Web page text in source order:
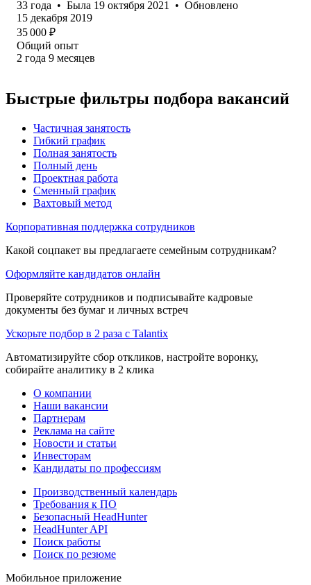
33 года • Была 19 октября 2021 • Обновлено
15 декабря 2019
35 000 ₽
Общий опыт
2 года 9 месяцев
Быстрые фильтры подбора вакансий
Частичная занятость
Гибкий график
Полная занятость
Полный день
Проектная работа
Сменный график
Вахтовый метод
Корпоративная поддержка сотрудников
Какой соцпакет вы предлагаете семейным сотрудникам?
Оформляйте кандидатов онлайн
Проверяйте сотрудников и подписывайте кадровые
документы без бумаг и личных встреч
Ускорьте подбор в 2 раза с Talantix
Автоматизируйте сбор откликов, настройте воронку,
собирайте аналитику в 2 клика
О компании
Наши вакансии
Партнерам
Реклама на сайте
Новости и статьи
Инвесторам
Кандидаты по профессиям
Производственный календарь
Требования к ПО
Безопасный HeadHunter
HeadHunter API
Поиск работы
Поиск по резюме
Мобильное приложение